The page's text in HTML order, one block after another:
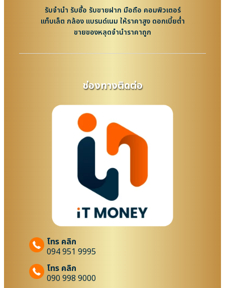
รับจำนำ รับซื้อ รับขายฝาก มือถือ คอมพิวเตอร์
แท็บเล็ต กล้อง แบรนด์เนม ให้ราคาสูง ดอกเบี้ยต่ำ
ขายของหลุดจำนำราคาถูก
ช่องทางติดต่อ
โทร คลิก
094 951 9995
โทร คลิก
090 998 9000